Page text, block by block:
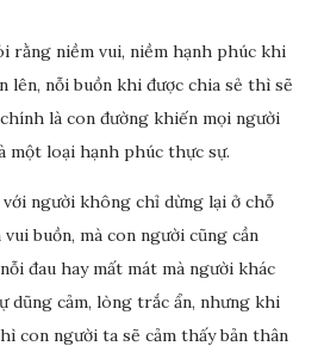
rằng niềm vui, niềm hạnh phúc khi
lên, nỗi buồn khi được chia sẻ thì sẽ
là con đường khiến mọi người
một loại hạnh phúc thực sự.
người không chỉ dừng lại ở chỗ
buồn, mà con người cũng cần
đau hay mất mát mà người khác
dũng cảm, lòng trắc ẩn, nhưng khi
con người ta sẽ cảm thấy bản thân